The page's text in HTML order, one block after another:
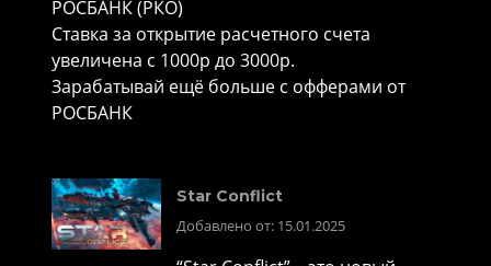
РОСБАНК (РКО)
Ставка за открытие расчетного счета
увеличена с 1000р до 3000р.
Зарабатывай ещё больше с офферами от
РОСБАНК
Star Conflict
Добавлено от: 15.01.2025